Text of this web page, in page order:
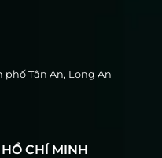
phố Tân An, Long An
CHÍ MINH